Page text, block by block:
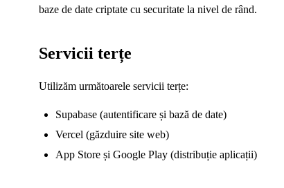
baze de date criptate cu securitate la nivel de rând.
Servicii terțe
Utilizăm următoarele servicii terțe:
Supabase (autentificare și bază de date)
Vercel (găzduire site web)
App Store și Google Play (distribuție aplicații)